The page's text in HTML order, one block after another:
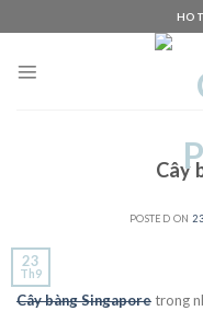
to
Cây
POSTED ON
23
Th9
Cây bàng Singaporetrong